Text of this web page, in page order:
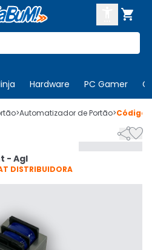

Hardware PC Gamer
SE
>Automatizador de Portão>Código

- Agl
DISTRIBUIDORA